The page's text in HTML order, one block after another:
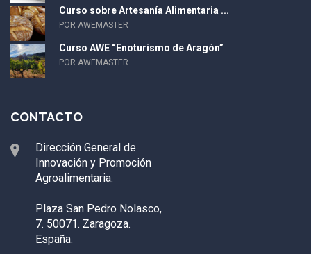
Curso sobre Artesanía Alimentaria ...
POR AWEMASTER
Curso AWE “Enoturismo de Aragón”
POR AWEMASTER
CONTACTO
Dirección General de
Innovación y Promoción
Agroalimentaria.
Plaza San Pedro Nolasco,
7. 50071. Zaragoza.
España.